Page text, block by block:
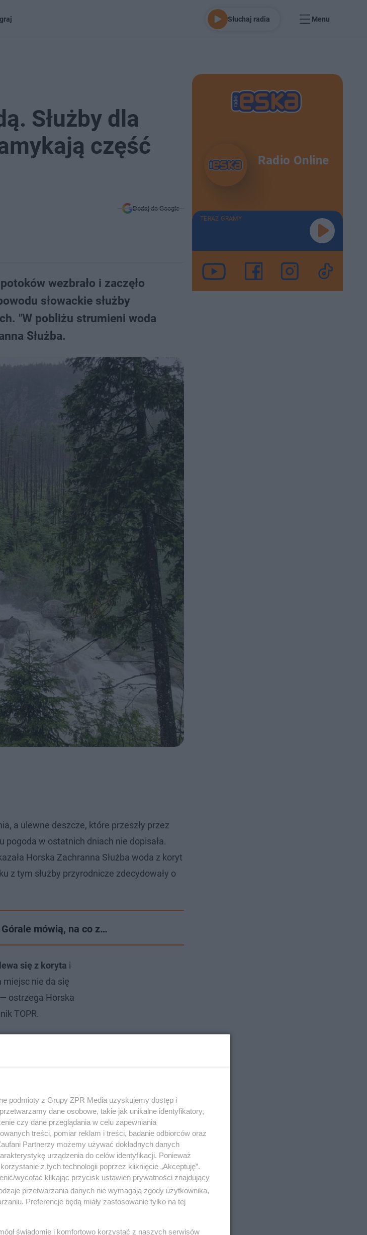
Słuchaj radia Menu
Służby dla
część
Dodaj do Google
wezbrało i zaczęło
słowackie służby
"W pobliżu strumieni woda
Służba.
a ulewne deszcze, które przeszły przez
pogoda w ostatnich dniach nie dopisała.
Horska Zachranna Służba woda z koryt
z tym służby przyrodnicze zdecydowały o
mówią, na co z…
się z koryta i
nie da się
ostrzega Horska
TOPR.
zrzutach ścieków
Radio Online
TERAZ GRAMY
podmioty z Grupy ZPR Media uzyskujemy dostęp i
dane osobowe, takie jak unikalne identyfikatory,
czy dane przeglądania w celu zapewniania
treści, pomiar reklam i treści, badanie odbiorców oraz
Partnerzy możemy używać dokładnych danych
urządzenia do celów identyfikacji. Ponieważ
z tych technologii poprzez kliknięcie „Akceptuję”.
wycofać klikając przycisk ustawień prywatności znajdujący
przetwarzania danych nie wymagają zgody użytkownika,
Preferencje będą miały zastosowanie tylko na tej
świadomie i komfortowo korzystać z naszych serwisów